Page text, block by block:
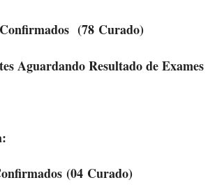
(78 Curado)
Aguardando Resultado de Exames
(04 Curado)